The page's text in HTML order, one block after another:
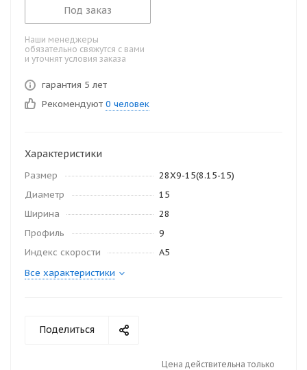
Под заказ
Наши менеджеры
обязательно свяжутся с вами
и уточнят условия заказа
гарантия 5 лет
Рекомендуют 0 человек
Характеристики
Размер
28Х9-15(8.15-15)
Диаметр
15
Ширина
28
Профиль
9
Индекс скорости
А5
Все характеристики
Поделиться
Цена действительна только